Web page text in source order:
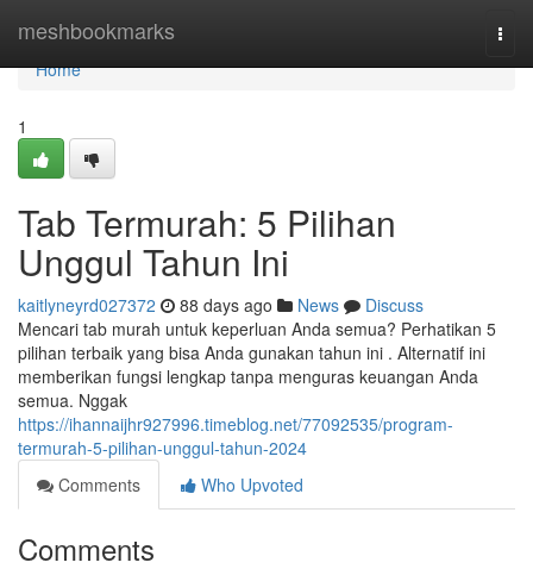
meshbookmarks
Home
Home
1
Tab Termurah: 5 Pilihan
Unggul Tahun Ini
kaitlyneyrd027372 88 days ago News
Discuss
Mencari tab murah untuk keperluan Anda semua? Perhatikan 5
pilihan terbaik yang bisa Anda gunakan tahun ini . Alternatif ini
memberikan fungsi lengkap tanpa menguras keuangan Anda
semua. Nggak
https://ihannaijhr927996.timeblog.net/77092535/program-
termurah-5-pilihan-unggul-tahun-2024
Comments
Who Upvoted
Comments